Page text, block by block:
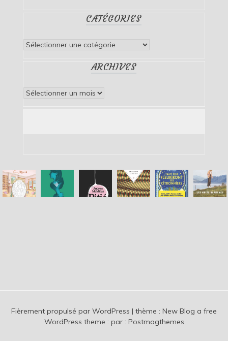
CATÉGORIES
Catégories
ARCHIVES
Archives
Fièrement propulsé par WordPress | thème : New Blog a free
WordPress theme : par : Postmagthemes